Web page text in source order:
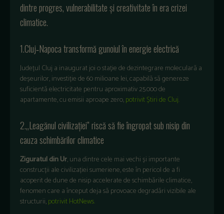
dintre progres, vulnerabilitate și creativitate în era crizei
climatice.
1.Cluj‑Napoca transformă gunoiul în energie electrică
Județul Cluj a inaugurat joi o stație de dezintegrare moleculară a
deșeurilor, investiție de 60 milioane lei, capabilă să genereze
suficientă electricitate pentru aproximativ 25.000 de
apartamente, cu emisii aproape zero,potrivit Știri de Cluj.
2.„Leagănul civilizației” riscă să fie îngropat sub nisip din
cauza schimbărilor climatice
Ziguratul din Ur, una dintre cele mai vechi și importante
construcții ale civilizației sumeriene, este în pericol de a fi
acoperit de dune de nisip accelerate de schimbările climatice,
fenomen care a început deja să provoace degradări vizibile ale
structurii,potrivit HotNews.